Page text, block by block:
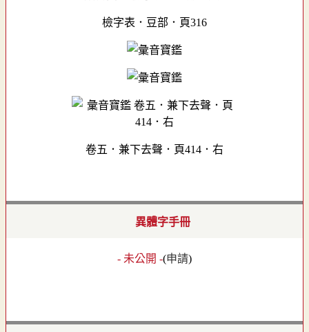
檢字表．豆部．頁316
卷五．兼下去聲．頁414．右
異體字手冊
- 未公開 -(申請)